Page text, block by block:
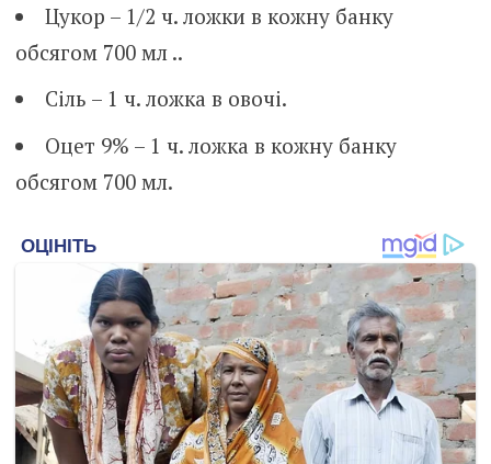
Цукор – 1/2 ч. ложки в кожну банку
обсягом 700 мл ..
Сіль – 1 ч. ложка в овочі.
Оцет 9% – 1 ч. ложка в кожну банку
обсягом 700 мл.